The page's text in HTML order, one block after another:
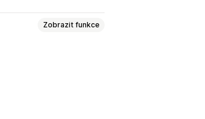
Zobrazit funkce